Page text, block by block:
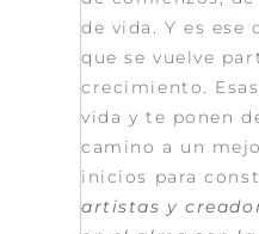
de vida. Y es ese
que se vuelve
crecimiento.
vida y te ponen
camino a un
inicios para
artistas y